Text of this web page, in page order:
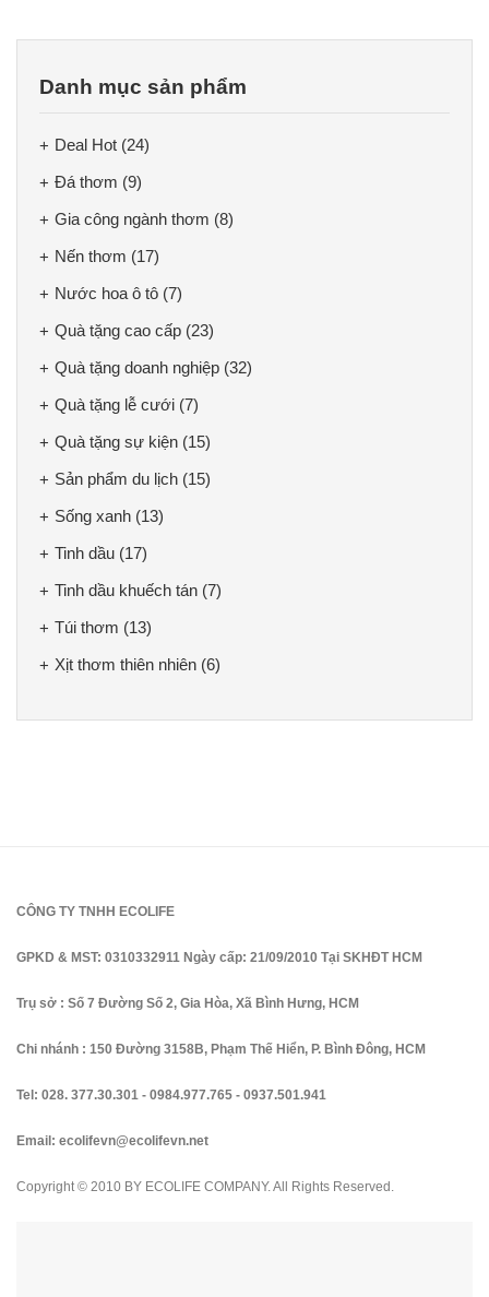
Danh mục sản phẩm
Deal Hot (24)
Đá thơm (9)
Gia công ngành thơm (8)
Nến thơm (17)
Nước hoa ô tô (7)
Quà tặng cao cấp (23)
Quà tặng doanh nghiệp (32)
Quà tặng lễ cưới (7)
Quà tặng sự kiện (15)
Sản phẩm du lịch (15)
Sống xanh (13)
Tinh dầu (17)
Tinh dầu khuếch tán (7)
Túi thơm (13)
Xịt thơm thiên nhiên (6)
CÔNG TY TNHH ECOLIFE
GPKD & MST: 0310332911 Ngày cấp: 21/09/2010 Tại SKHĐT HCM
Trụ sở : Số 7 Đường Số 2, Gia Hòa, Xã Bình Hưng, HCM
Chi nhánh : 150 Đường 3158B, Phạm Thế Hiển, P. Bình Đông, HCM
Tel: 028. 377.30.301 - 0984.977.765 - 0937.501.941
Email: ecolifevn@ecolifevn.net
Copyright © 2010 BY ECOLIFE COMPANY. All Rights Reserved.